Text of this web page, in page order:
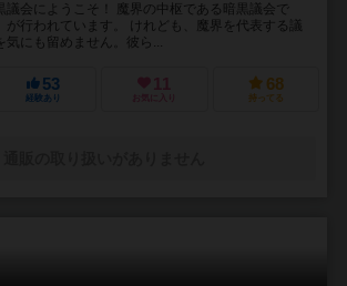
議会にようこそ！ 魔界の中枢である暗黒議会で
が行われています。 けれども、魔界を代表する議
気にも留めません。彼ら...
53
経験あり
11
お気に入り
68
持ってる